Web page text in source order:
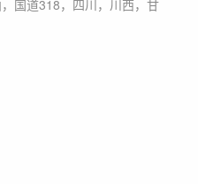
国道318，四川，川西，甘